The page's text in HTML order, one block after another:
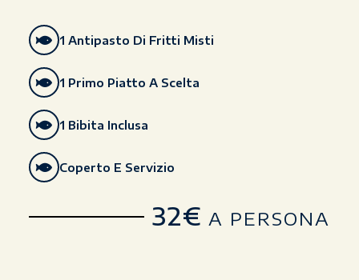
1 Antipasto Di Fritti Misti
1 Primo Piatto A Scelta
1 Bibita Inclusa
Coperto E Servizio
32€ A PERSONA